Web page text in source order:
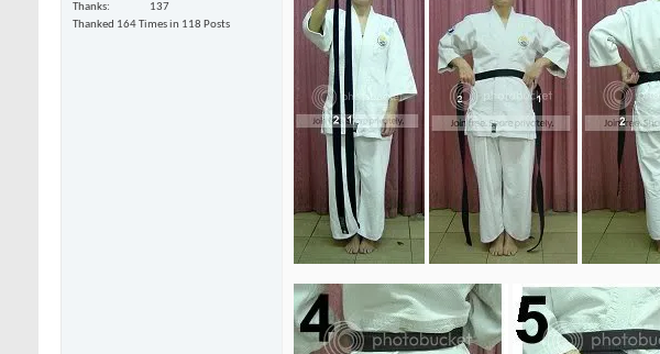
Thanks
137
Thanked 164 Times in 118 Posts